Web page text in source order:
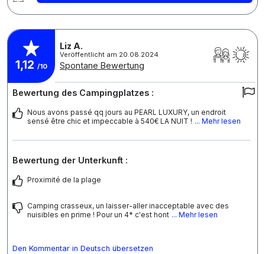
1,12 /10
Liz A.
Veröffentlicht am 20.08.2024
Spontane Bewertung
Bewertung des Campingplatzes :
Nous avons passé qq jours au PEARL LUXURY, un endroit
sensé être chic et impeccable à 540€ LA NUIT ! ... Mehr lesen
Bewertung der Unterkunft :
Proximité de la plage
Camping crasseux, un laisser-aller inacceptable avec des
nuisibles en prime ! Pour un 4* c'est hont ... Mehr lesen
Den Kommentar in Deutsch übersetzen